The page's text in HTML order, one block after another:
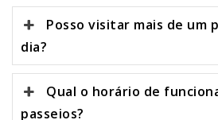
Posso visitar mais de um
dia?
Qual o horário de
passeios?